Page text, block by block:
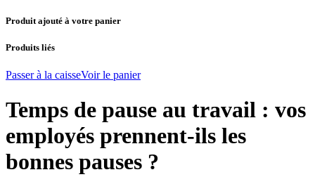
Produit ajouté à votre panier
Produits liés
Passer à la caisseVoir le panier
Temps de pause au travail : vos
employés prennent-ils les
bonnes pauses ?